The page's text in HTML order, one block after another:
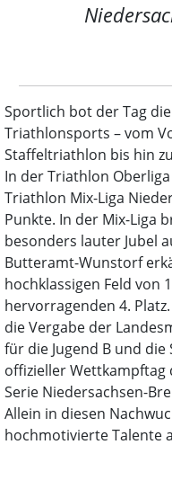
Sportlich bot der Tag
Triathlonsports – vom
Staffeltriathlon bis hin
In der Triathlon
Triathlon Mix-Liga
Punkte. In der Mix-Liga
besonders lauter Jubel
Butteramt-Wunstorf
hochklassigen Feld von
hervorragenden 4.
die Vergabe der
für die Jugend B und
offizieller Wettkampftag
Serie Niedersachsen-
Allein in diesen
hochmotivierte Talente